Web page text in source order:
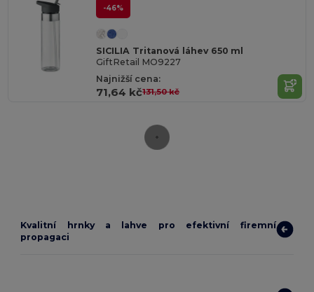
-46%
SICILIA Tritanová láhev 650 ml
GiftRetail MO9227
Najnižší cena:
71,64 kč131,50 kč
Kvalitní hrnky a lahve pro efektivní firemní
propagaci